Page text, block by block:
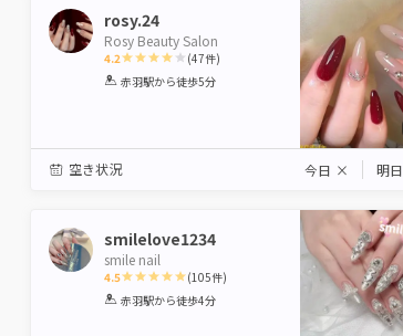
rosy.24
Rosy Beauty Salon
4.2
1 2 3 4 5
(47件)
赤羽駅から徒歩5分
空き状況 今日 × 明日
smilelove1234
smile nail
4.5
1 2 3 4 5
(105件)
赤羽駅から徒歩4分